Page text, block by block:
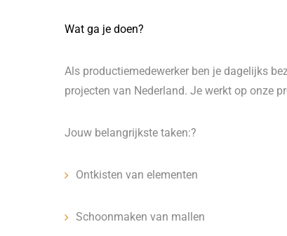
Wat ga je doen?
Als productiemedewerker ben je dagelijks
projecten van Nederland. Je werkt op onze
Jouw belangrijkste taken:?
Ontkisten van elementen
Schoonmaken van mallen